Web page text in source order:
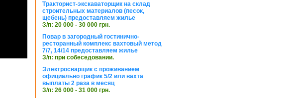
Тракторист-экскаваторщик на склад
строительных материалов (песок,
щебень) предоставляем жилье
З/п: 20 000 - 30 000 грн.
Повар в загородный гостинично-
ресторанный комплекс вахтовый метод
7/7, 14/14 предоставляем жилье
З/п: при собеседовании.
Электросварщик с проживанием
официально график 5/2 или вахта
выплаты 2 раза в месяц
З/п: 26 000 - 31 000 грн.